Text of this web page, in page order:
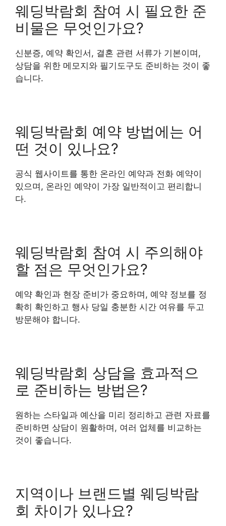
웨딩박람회 참여 시 필요한 준
비물은 무엇인가요?
신분증, 예약 확인서, 결혼 관련 서류가 기본이며,
상담을 위한 메모지와 필기도구도 준비하는 것이 좋
습니다.
웨딩박람회 예약 방법에는 어
떤 것이 있나요?
공식 웹사이트를 통한 온라인 예약과 전화 예약이
있으며, 온라인 예약이 가장 일반적이고 편리합니
다.
웨딩박람회 참여 시 주의해야
할 점은 무엇인가요?
예약 확인과 현장 준비가 중요하며, 예약 정보를 정
확히 확인하고 행사 당일 충분한 시간 여유를 두고
방문해야 합니다.
웨딩박람회 상담을 효과적으
로 준비하는 방법은?
원하는 스타일과 예산을 미리 정리하고 관련 자료를
준비하면 상담이 원활하며, 여러 업체를 비교하는
것이 좋습니다.
지역이나 브랜드별 웨딩박람
회 차이가 있나요?